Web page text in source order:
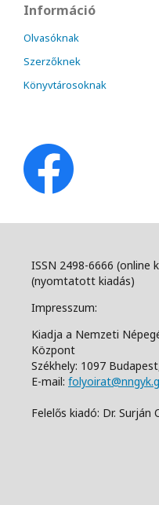
Információ
Olvasóknak
Szerzőknek
Könyvtárosoknak
ISSN 2498-6666 (online
(nyomtatott kiadás)
Impresszum:
Kiadja a Nemzeti
Központ
Székhely: 1097
E-mail:
Felelős kiadó: Dr. Surján